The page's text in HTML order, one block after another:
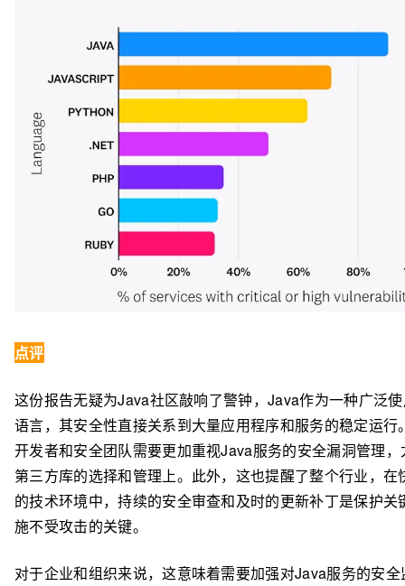
点评
这份报告无疑为Java社区敲响了警钟，Java作为一种广泛
语言，其安全性直接关系到大量应用程序和服务的稳定运行
开发者和安全团队需要更加重视Java服务的安全漏洞管理
第三方库的选择和管理上。此外，这也提醒了整个行业，在
的技术环境中，持续的安全审查和及时的更新补丁是保护关
施不受攻击的关键。
对于企业和组织来说，这意味着需要加强对Java服务的安